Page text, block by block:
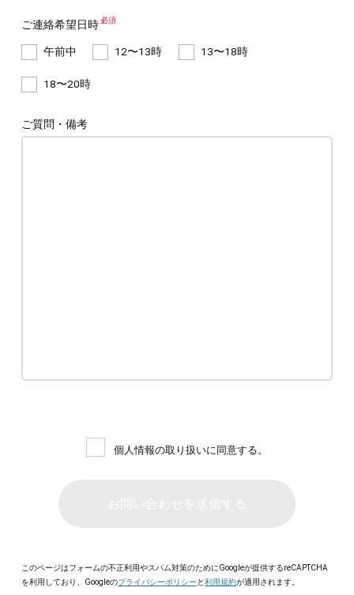
ご連絡希望日時
午前中 12〜13時 13〜18時
18〜20時
ご質問・備考
個人情報の取り扱いに同意する。
このページはフォームの不正利用やスパム対策のためにGoogleが提供するreCAPTCHA
を利用しており、Googleのプライバシーポリシー と利用規約が適用されます。